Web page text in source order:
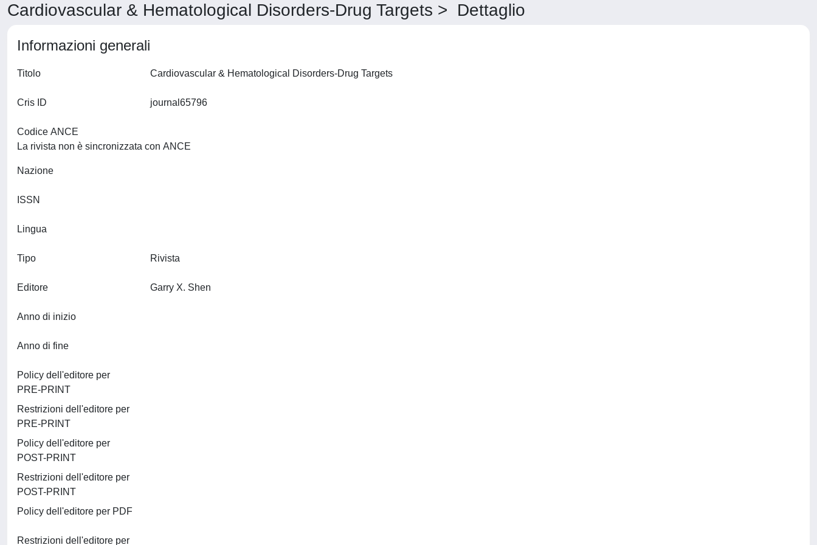
Cardiovascular & Hematological Disorders-Drug Targets > Dettaglio
Informazioni generali
Titolo
Cris ID
Codice ANCE
La rivista non è sincronizzata con ANCE
Nazione
ISSN
Lingua
Tipo Rivista
Editore
Anno di inizio
Anno di fine
Policy dell'editore per
PRE-PRINT
Restrizioni dell'editore per
PRE-PRINT
Policy dell'editore per
POST-PRINT
Restrizioni dell'editore per
POST-PRINT
Policy dell'editore per PDF
Restrizioni dell'editore per